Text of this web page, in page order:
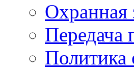
Охранная
Передача
Политика